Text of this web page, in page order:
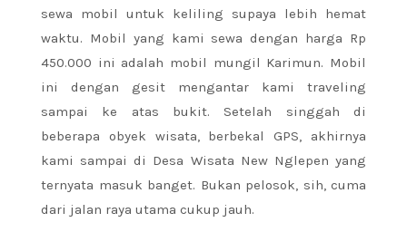
sewa mobil untuk keliling supaya lebih hemat
waktu. Mobil yang kami sewa dengan harga Rp
450.000 ini adalah mobil mungil Karimun. Mobil
ini dengan gesit mengantar kami traveling
sampai ke atas bukit. Setelah singgah di
beberapa obyek wisata, berbekal GPS, akhirnya
kami sampai di Desa Wisata New Nglepen yang
ternyata masuk banget. Bukan pelosok, sih, cuma
dari jalan raya utama cukup jauh.